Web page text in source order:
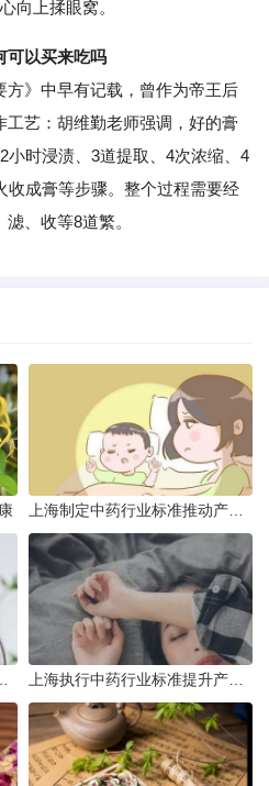
向上揉眼窝。
可以买来吃吗
》中早有记载，曾作为帝王后
艺：胡维勤老师强调，好的膏
小时浸渍、3道提取、4次浓缩、4
收成膏等步骤。整个过程需要经
、收等8道繁。